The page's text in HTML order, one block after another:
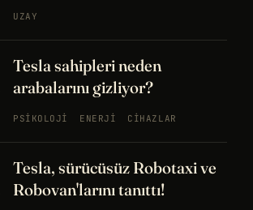
UZAY
Tesla sahipleri neden
arabalarını gizliyor?
PSIKOLOJI ENERJI CIHAZLAR
Tesla, sürücüsüz Robotaxi ve
Robovan'larını tanıttı!